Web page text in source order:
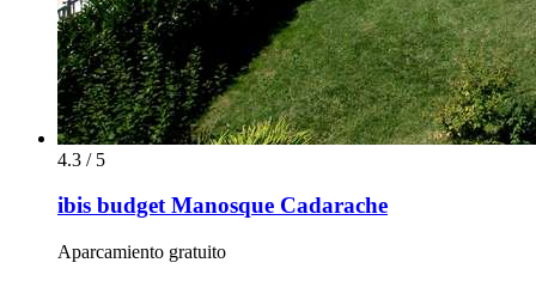
4.3 / 5
ibis budget Manosque Cadarache
Aparcamiento gratuito